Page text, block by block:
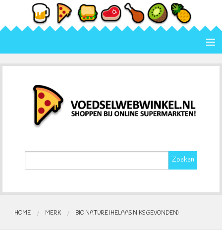
Home
Categorie
Zoeken
HOME MERK BIO NATURE (HELAAS NIKS GEVONDEN)